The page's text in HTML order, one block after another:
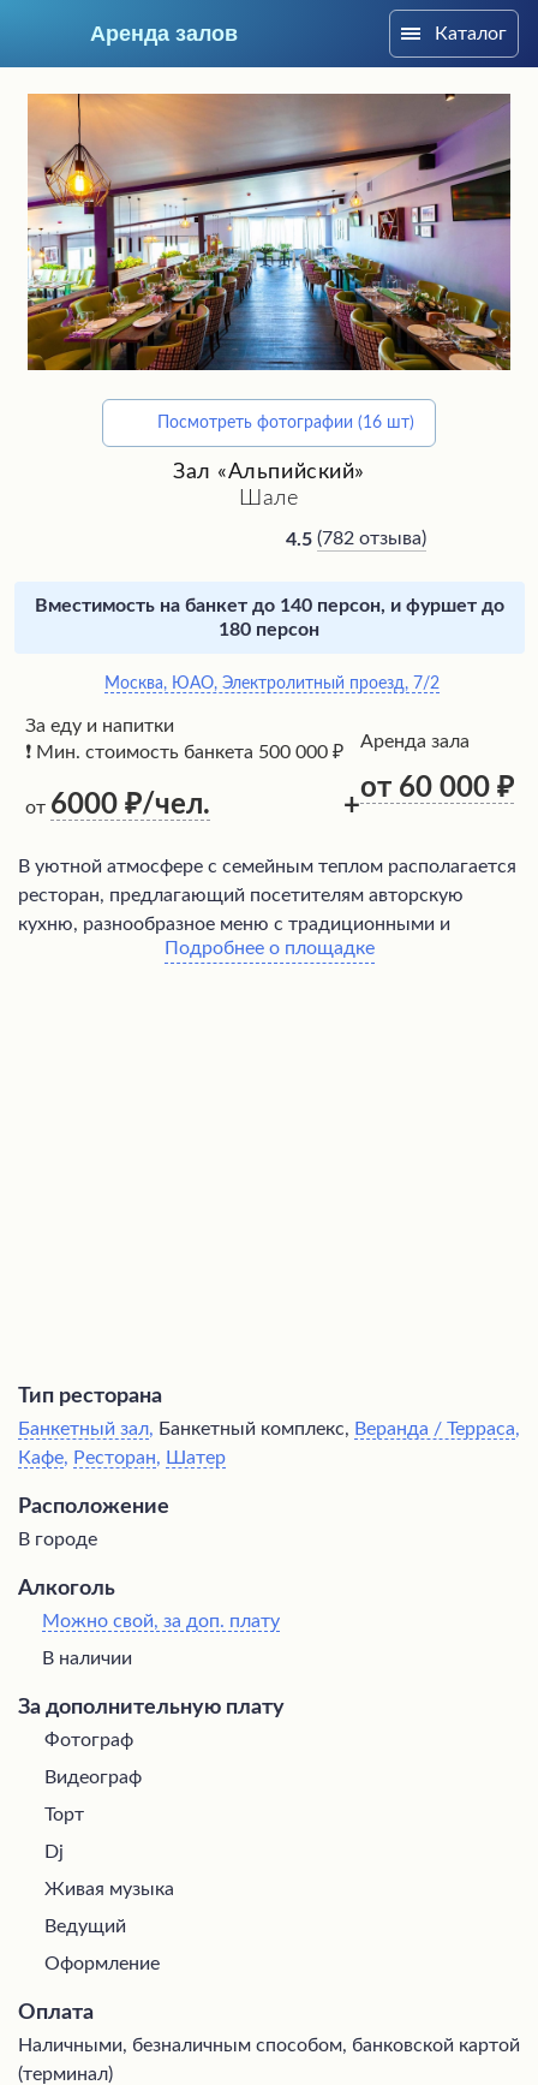
Аренда залов
Подберите мне зал
Каталог
Посмотреть фотографии (16 шт)
Зал «Альпийский»
Шале
4.5 (782 отзыва)
Вместимость на банкет до 140 персон, и фуршет до
180 персон
Москва, ЮАО, Электролитный проезд, 7/2
За еду и напитки
❗ Мин. стоимость банкета 500 000 ₽
от 6000 /чел. +
Аренда зала
от 60 000
В уютной атмосфере с семейным теплом располагается
ресторан, предлагающий посетителям авторскую
кухню, разнообразное меню с традиционными и
оригинальными блюдами на любой вкус.
Подробнее о площадке
Тип ресторана
Банкетный зал, Банкетный комплекс, Веранда / Терраса,
Кафе, Ресторан, Шатер
Расположение
В городе
Алкоголь
Можно свой, за доп. плату
В наличии
За дополнительную плату
Фотограф
Видеограф
Торт
Dj
Живая музыка
Ведущий
Оформление
Оплата
Наличными, безналичным способом, банковской картой
(терминал)